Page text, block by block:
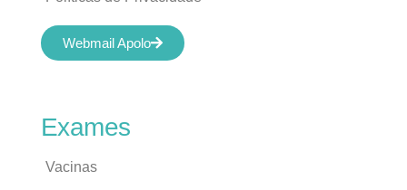
Exames
Vacinas
Webmail Apolo